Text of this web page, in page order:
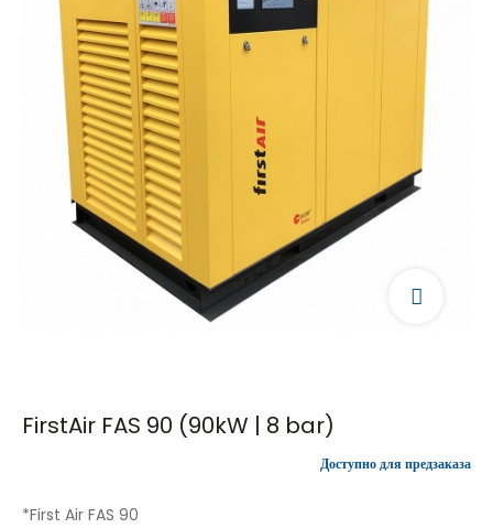
FirstAir FAS 90 (90kW | 8 bar)
Доступно для предзаказа
*First Air FAS 90